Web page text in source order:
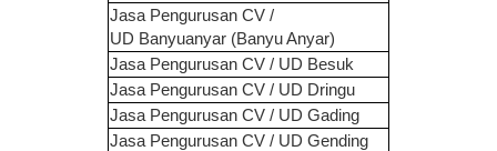
Jasa Pengurusan CV /
UD Banyuanyar (Banyu Anyar)
Jasa Pengurusan CV / UD Besuk
Jasa Pengurusan CV / UD Dringu
Jasa Pengurusan CV / UD Gading
Jasa Pengurusan CV / UD Gending